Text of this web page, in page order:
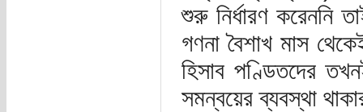
শুরু নির্ধারণ করেননি
গণনা বৈশাখ মাস
হিসাব পণ্ডিতদের
সমন্বয়ের ব্যবস্থা